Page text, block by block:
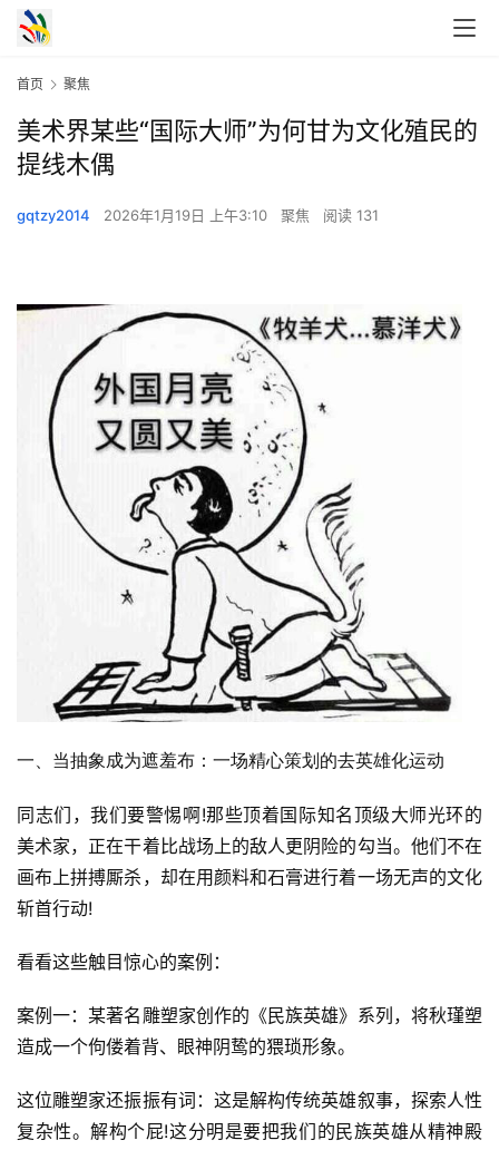
首页 聚焦
美术界某些“国际大师”为何甘为文化殖民的
提线木偶
gqtzy2014 2026年1月19日 上午3:10 聚焦 阅读 131
一、当抽象成为遮羞布：一场精心策划的去英雄化运动
同志们，我们要警惕啊!那些顶着国际知名顶级大师光环的
美术家，正在干着比战场上的敌人更阴险的勾当。他们不在
画布上拼搏厮杀，却在用颜料和石膏进行着一场无声的文化
斩首行动!
看看这些触目惊心的案例：
案例一：某著名雕塑家创作的《民族英雄》系列，将秋瑾塑
造成一个佝偻着背、眼神阴鸷的猥琐形象。
这位雕塑家还振振有词：这是解构传统英雄叙事，探索人性
复杂性。解构个屁!这分明是要把我们的民族英雄从精神殿